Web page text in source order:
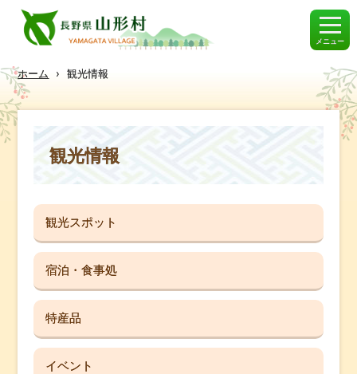
メニュー
ホーム › 観光情報
観光情報
観光スポット
宿泊・食事処
特産品
イベント